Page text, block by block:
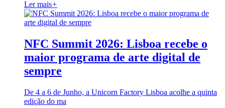
Ler mais+
NFC Summit 2026: Lisboa recebe o
maior programa de arte digital de
sempre
De 4 a 6 de Junho, a Unicorn Factory Lisboa acolhe a quinta
edição do ma